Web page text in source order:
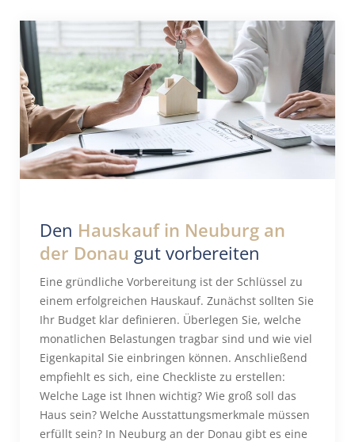
Den Hauskauf in Neuburg an
der Donau gut vorbereiten
Eine gründliche Vorbereitung ist der Schlüssel zu
einem erfolgreichen Hauskauf. Zunächst sollten Sie
Ihr Budget klar definieren. Überlegen Sie, welche
monatlichen Belastungen tragbar sind und wie viel
Eigenkapital Sie einbringen können. Anschließend
empfiehlt es sich, eine Checkliste zu erstellen:
Welche Lage ist Ihnen wichtig? Wie groß soll das
Haus sein? Welche Ausstattungsmerkmale müssen
erfüllt sein? In Neuburg an der Donau gibt es eine